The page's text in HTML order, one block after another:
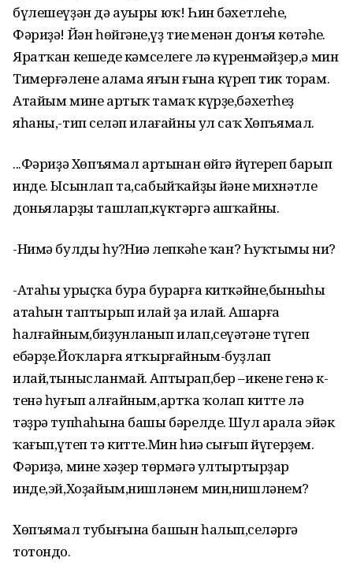
бүлешеүҙән дә ауыры юҡ! Һин бәхетлеһең,
Фәриҙә! Йән һөйгәнең,үҙ тиңең менән донъя көтәһең.
Яратҡан кешеңдең кәмселеге лә күренмәйҙер,ә мин
Тимерғәленең алама яғын ғына күреп тик торам.
Атайым мине артыҡ тамаҡ күрҙе,бәхетһеҙ
яһаны,-тип сеңләп илағайны ул саҡ Хөпъямал.
...Фәриҙә Хөпъямал артынан өйгә йүгереп барып
инде. Ысынлап та,сабыйҡайҙың йәне михнәтле
доньяларҙы ташлап,күктәргә ашҡайны.
-Нимә булды һуң?Ниңә лепкәһе ҡан? Һуҡтыңмы ни?
-Атаһы урыҫҡа бура бурарға киткәйне,быныһы
атаһын таптырып илай ҙа илай. Ашарға
һалғайным,биҙунланып илап,сеүәтәне түгеп
ебәрҙе.Йоҡларға ятҡырғайным-буҙлап
илай,тынысланмай. Аптырап,бер –икене генә к-
тенә һуғып алғайным,артҡа ҡолап китте лә
тәҙрә тупһаһына башы бәрелде. Шул арала эйәк
ҡағып,үтеп тә китте.Мин һиңә сығып йүгерҙем.
Фәриҙә, мине хәҙер төрмәгә ултыртырҙар
инде,эй,Хоҙайым,нишләнем мин,нишләнем?
Хөпъямал тубығына башын һалып,сеңләргә
тотондо.